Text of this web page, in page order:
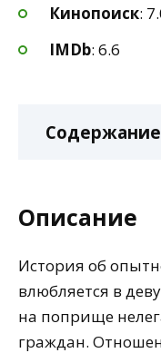
Кинопоиск:
IMDb: 6.6
Содержание
Описание
История об
влюбляется в
на поприще
граждан.